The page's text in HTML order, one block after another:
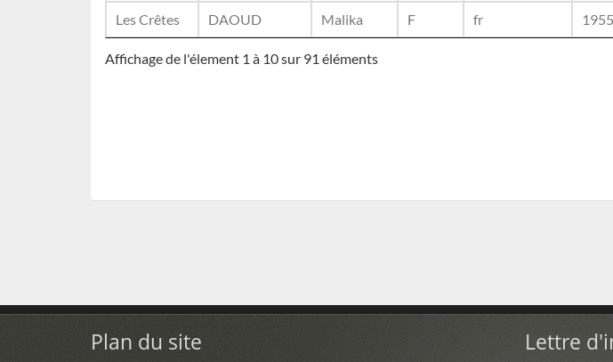
Les Crêtes DAOUD Malika F fr 1955
Affichage de l'élement 1 à 10 sur 91 éléments
Plan du site Lettre